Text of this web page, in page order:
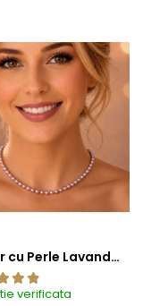
Colier cu Perle Lavanda la Baza Gatului, de 4-5 mm, Perle Rare, Calitate AAA+, Aur 14K | KASKADDA®
verificata